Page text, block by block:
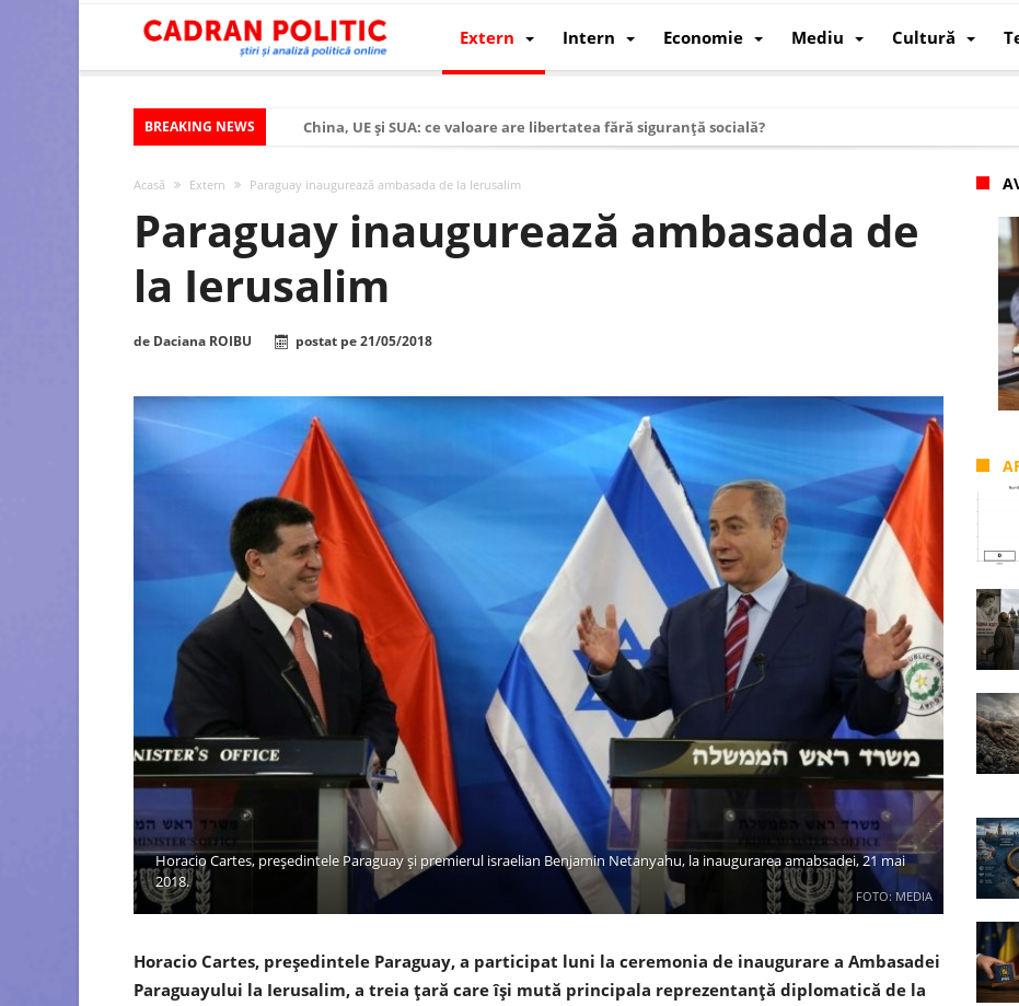
Extern Intern Economie Mediu Cultură
BREAKING NEWS
China, UE și SUA: ce valoare are libertatea fără siguranță socială?
Modelul economic al Chinei: cum a devenit atelierul lumii și rivalul economic al SUA
Modelul economic al Rusiei: de ce rezistă?
Viitorul României în Uniunea Europeană. Ce ne așteaptă? – O analiză structurală a demografiei,
Controlul minții prin nanoparticule
Huawei dezvoltă un nou cip AI pentru a înlocui Nvidia
Acasă Extern Paraguay inaugurează ambasada de la Ierusalim
Paraguay inaugurează ambasada de
la Ierusalim
de Daciana ROIBU postat pe21/05/2018
FOTO: MEDIA
Horacio Cartes, preşedintele Paraguay și premierul israelian Benjamin Netanyahu, la inaugurarea amabsadei, 21 mai
2018.
Horacio Cartes, preşedintele Paraguay, a participat luni la ceremonia de inaugurare a Ambasadei
Paraguayului la Ierusalim, a treia ţară care îşi mută principala reprezentanţă diplomatică de la